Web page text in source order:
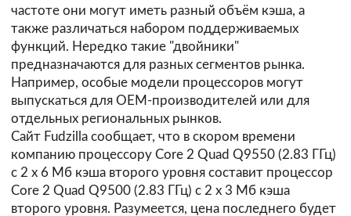
частоте они могут иметь разный объём кэша, а
также различаться набором поддерживаемых
функций. Нередко такие "двойники"
предназначаются для разных сегментов рынка.
Например, особые модели процессоров могут
выпускаться для OEM-производителей или для
отдельных региональных рынков.
Сайт Fudzilla сообщает, что в скором времени
компанию процессору Core 2 Quad Q9550 (2.83 ГГц)
с 2 х 6 Мб кэша второго уровня составит процессор
Core 2 Quad Q9500 (2.83 ГГц) с 2 х 3 Мб кэша
второго уровня. Разумеется, цена последнего будет